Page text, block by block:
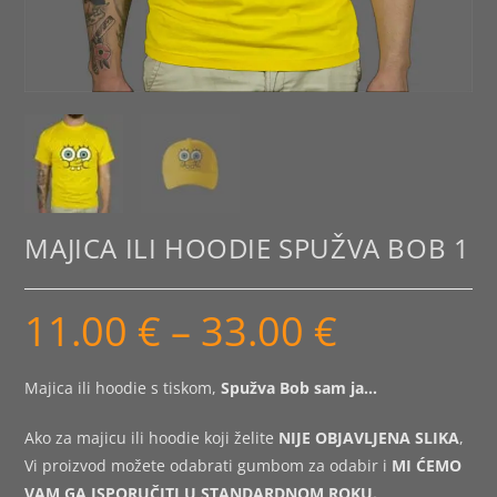
MAJICA ILI HOODIE SPUŽVA BOB 1
11.00 € – 33.00 €
do
33.00 €
Majica ili hoodie s tiskom,Spužva Bob sam ja…
Ako za majicu ili hoodie koji želite NIJE OBJAVLJENA SLIKA,
Vi proizvod možete odabrati gumbom za odabir i MI ĆEMO